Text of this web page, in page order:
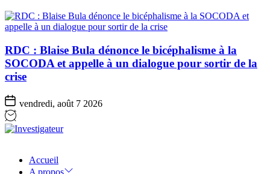
RDC : Blaise Bula dénonce le bicéphalisme à la
SOCODA et appelle à un dialogue pour sortir de la
crise
vendredi, août 7 2026
Accueil
A propos